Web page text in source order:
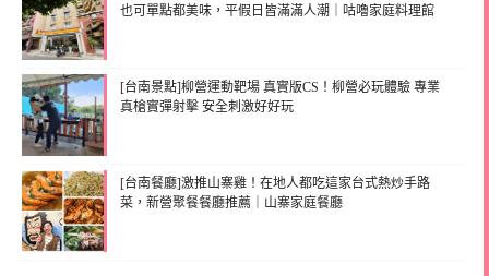
也可單點都美味，平假日皆滿滿人潮｜咕嚕家庭料理館
[台南景點]柳營運動靶場 真實版CS！柳營必玩體驗 專業
真槍實彈射擊 安全刺激好好玩
[台南餐廳]激推山寨雞！在地人都吃這家台式熱炒手路
菜，新營聚餐餐廳推薦｜山寨家庭餐廳